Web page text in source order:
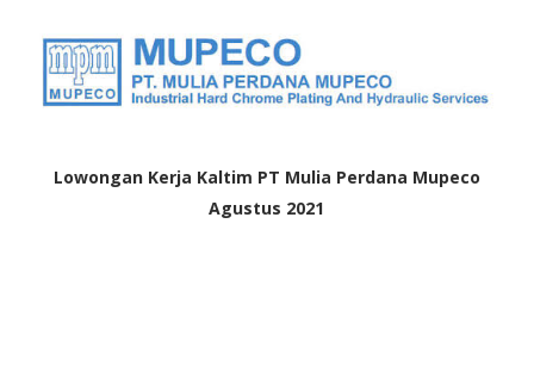
Lowongan Kerja Kaltim PT Mulia Perdana Mupeco
Agustus 2021